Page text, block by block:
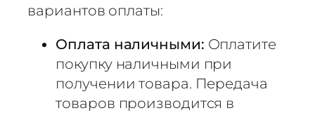
вариантов оплаты:
Оплата наличными: Оплатите
покупку наличными при
получении товара. Передача
товаров производится в